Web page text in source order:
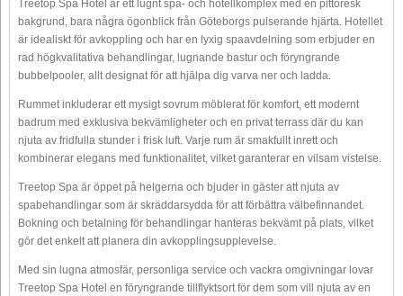
Treetop Spa Hotel är ett lugnt spa- och hotellkomplex med en pittoresk
bakgrund, bara några ögonblick från Göteborgs pulserande hjärta. Hotellet
är idealiskt för avkoppling och har en lyxig spaavdelning som erbjuder en
rad högkvalitativa behandlingar, lugnande bastur och föryngrande
bubbelpooler, allt designat för att hjälpa dig varva ner och ladda.
Rummet inkluderar ett mysigt sovrum möblerat för komfort, ett modernt
badrum med exklusiva bekvämligheter och en privat terrass där du kan
njuta av fridfulla stunder i frisk luft. Varje rum är smakfullt inrett och
kombinerar elegans med funktionalitet, vilket garanterar en vilsam vistelse.
Treetop Spa är öppet på helgerna och bjuder in gäster att njuta av
spabehandlingar som är skräddarsydda för att förbättra välbefinnandet.
Bokning och betalning för behandlingar hanteras bekvämt på plats, vilket
gör det enkelt att planera din avkopplingsupplevelse.
Med sin lugna atmosfär, personliga service och vackra omgivningar lovar
Treetop Spa Hotel en föryngrande tillflyktsort för dem som vill njuta av en